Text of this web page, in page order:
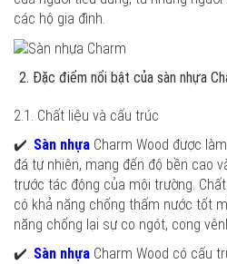
các hộ gia đình.
Đặc điểm nổi bật của sàn nhựa
2.1. Chất liệu và cấu trúc
✔️. Sàn nhựa Charm Wood được
đá tự nhiên, mang đến độ bền cao
trước tác động của môi trường.
có khả năng chống thấm nước tốt
năng chống lại sự co ngót, cong
✔️. Sàn nhựa Charm Wood có cấu